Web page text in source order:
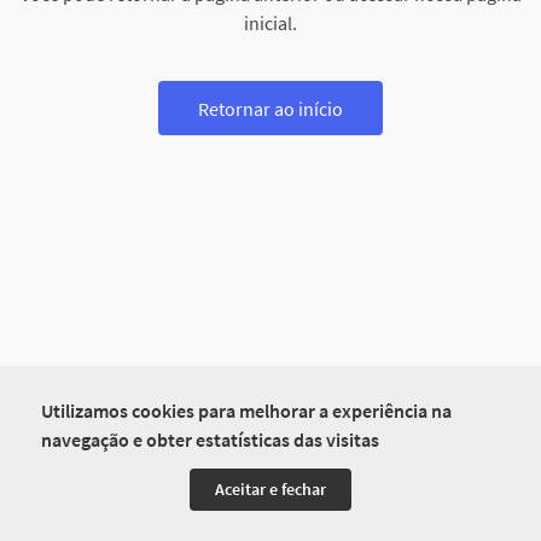
Utilizamos cookies para melhorar a experiência na
navegação e obter estatísticas das visitas
Aceitar e fechar
inicial.
Retornar ao início